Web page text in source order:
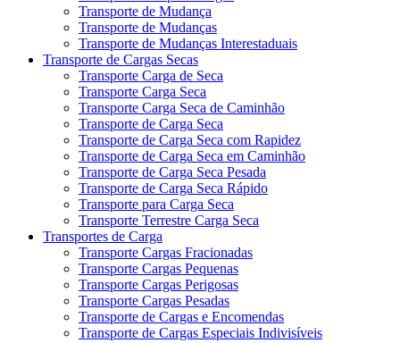
Transporte de Mudança
Transporte de Mudanças
Transporte de Mudanças Interestaduais
Transporte de Cargas Secas
Transporte Carga de Seca
Transporte Carga Seca
Transporte Carga Seca de Caminhão
Transporte de Carga Seca
Transporte de Carga Seca com Rapidez
Transporte de Carga Seca em Caminhão
Transporte de Carga Seca Pesada
Transporte de Carga Seca Rápido
Transporte para Carga Seca
Transporte Terrestre Carga Seca
Transportes de Carga
Transporte Cargas Fracionadas
Transporte Cargas Pequenas
Transporte Cargas Perigosas
Transporte Cargas Pesadas
Transporte de Cargas e Encomendas
Transporte de Cargas Especiais Indivisíveis